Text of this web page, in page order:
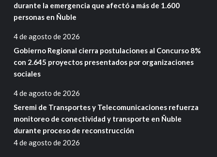
durante la emergencia que afectó a más de 1.600
personas en Ñuble
4 de agosto de 2026
Gobierno Regional cierra postulaciones al Concurso 8%
con 2.645 proyectos presentados por organizaciones
sociales
4 de agosto de 2026
Seremi de Transportes y Telecomunicaciones refuerza
monitoreo de conectividad y transporte en Ñuble
durante proceso de reconstrucción
4 de agosto de 2026